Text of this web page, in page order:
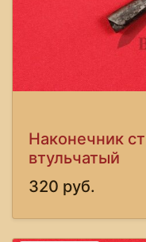
Наконечник
втульчатый
320 руб.